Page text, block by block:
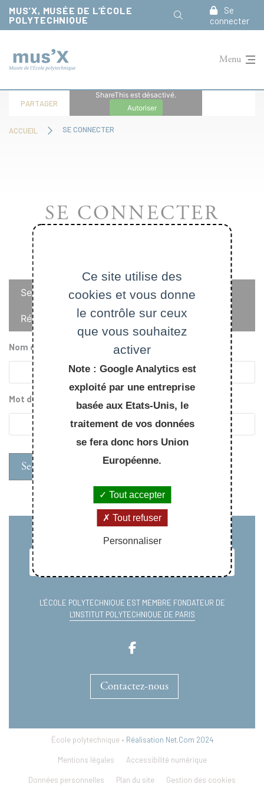
MUS'X, MUSÉE DE L’ÉCOLE
POLYTECHNIQUE
Se
connecter
Menu
ACCUEIL SE CONNECTER
PARTAGER
ShareThis est désactivé.
Autoriser
SE CONNECTER
Onglets
principaux
Se connecter
Réinitialiser votre mot de passe
Nom d'utilisateur
Mot de passe
L'ÉCOLE POLYTECHNIQUE EST MEMBRE FONDATEUR DE
L'INSTITUT POLYTECHNIQUE DE PARIS
Contactez-nous
École polytechnique • Réalisation Net.Com 2024
Mentions légales Accessibilité numérique
Données personnelles Plan du site Gestion des cookies
Panneau de gestion des cookies
Ce site utilise des
cookies et vous donne
le contrôle sur ceux
que vous souhaitez
activer
Note : Google Analytics est
exploité par une entreprise
basée aux Etats-Unis, le
traitement de vos données
se fera donc hors Union
Européenne.
Tout accepter
Tout refuser
Personnaliser